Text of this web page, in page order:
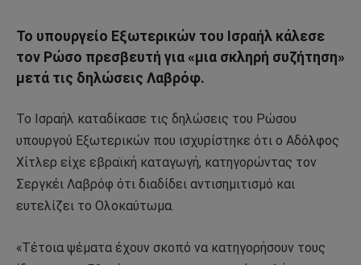
Το υπουργείο Εξωτερικών του Ισραήλ κάλεσε
τον Ρώσο πρεσβευτή για «μια σκληρή συζήτηση»
μετά τις δηλώσεις Λαβρόφ.
Το Ισραήλ καταδίκασε τις δηλώσεις του Ρώσου
υπουργού Εξωτερικών που ισχυρίστηκε ότι ο Αδόλφος
Χίτλερ είχε εβραϊκή καταγωγή, κατηγορώντας τον
Σεργκέι Λαβρόφ ότι διαδίδει αντισημιτισμό και
ευτελίζει το Ολοκαύτωμα.
«Τέτοια ψέματα έχουν σκοπό να κατηγορήσουν τους